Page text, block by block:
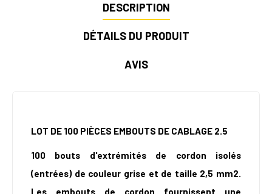
DESCRIPTION
DÉTAILS DU PRODUIT
AVIS
LOT DE 100 PIÈCES EMBOUTS DE CABLAGE 2.5
100 bouts d'extrémités de cordon isolés
(entrées) de couleur grise et de taille 2,5 mm2.